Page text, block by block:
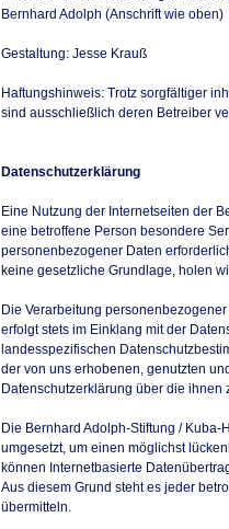
Bernhard Adolph (Anschrift wie oben)
Gestaltung: Jesse Krauß
Haftungshinweis: Trotz sorgfältiger
sind ausschließlich deren Betreiber
Datenschutzerklärung
Eine Nutzung der Internetseiten der
eine betroffene Person besondere
personenbezogener Daten
keine gesetzliche Grundlage, holen
Die Verarbeitung
erfolgt stets im Einklang mit der
landesspezifischen
der von uns erhobenen, genutzten
Datenschutzerklärung über die
Die Bernhard Adolph-Stiftung /
umgesetzt, um einen möglichst
können Internetbasierte
Aus diesem Grund steht es jeder
übermitteln.